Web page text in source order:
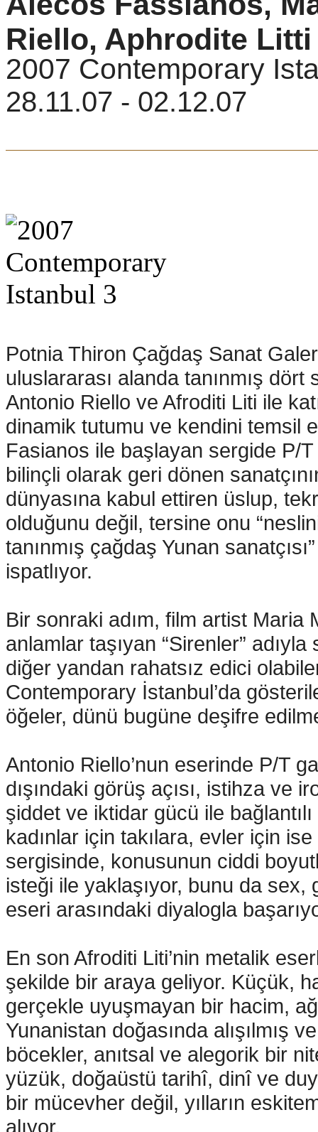
Riello, Aphrodite Litti
2007 Contemporary
28.11.07 - 02.12.07
Potnia Thiron Çağdaş Sanat
uluslararası alanda tanınmış
Antonio Riello ve Afroditi Liti ile
dinamik tutumu ve kendini temsil
Fasianos ile başlayan sergide P/
bilinçli olarak geri dönen
dünyasına kabul ettiren üslup,
olduğunu değil, tersine onu
tanınmış çağdaş Yunan
ispatlıyor.
Bir sonraki adım, film artist Maria
anlamlar taşıyan “Sirenler”
diğer yandan rahatsız edici
Contemporary İstanbul’da
öğeler, dünü bugüne deşifre
Antonio Riello’nun eserinde P/T
dışındaki görüş açısı, istihza ve
şiddet ve iktidar gücü ile
kadınlar için takılara, evler için
sergisinde, konusunun ciddi
isteği ile yaklaşıyor, bunu da sex,
eseri arasındaki diyalogla
En son Afroditi Liti’nin metalik
şekilde bir araya geliyor. Küçük,
gerçekle uyuşmayan bir hacim,
Yunanistan doğasında alışılmış
böcekler, anıtsal ve alegorik bir
yüzük, doğaüstü tarihî, dinî ve
bir mücevher değil, yılların
alıyor.